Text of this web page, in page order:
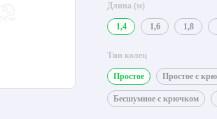
Длина (м)
1,4 1,6 1,8
Тип колец
Простое Простое с
Бесшумное с крючком